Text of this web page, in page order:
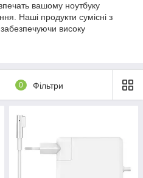
вашому ноутбуку
Наші продукти сумісні з
високу
0 Фільтри